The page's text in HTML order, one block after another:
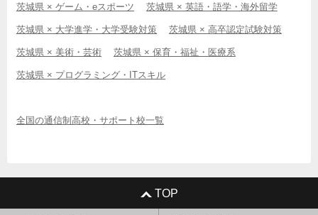
茨城県 × ゲーム・eスポーツ 茨城県 × 英語・語学・海外留学
茨城県 × 大学進学・大学受験対策 茨城県 × 高卒認定試験対策
茨城県 × 美術・芸術 茨城県 × 保育・福祉・医療系
茨城県 × プログラミング・ITスキル
全国の通信制高校・サポート校一覧
TOP